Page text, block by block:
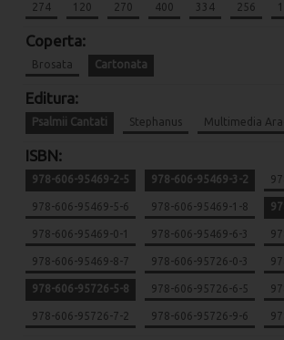
274 120 270 400 334 256
Coperta:
Brosata Cartonata
Editura:
Psalmii Cantati Stephanus Multimedia
ISBN:
978-606-95469-2-5 978-606-95469-3-2
978-606-95469-5-6 978-606-95469-1-8
978-606-95469-0-1 978-606-95469-6-3
978-606-95469-8-7 978-606-95726-0-3
978-606-95726-5-8 978-606-95726-6-5
978-606-95726-7-2 978-606-95726-9-6